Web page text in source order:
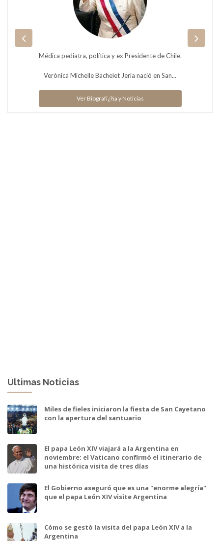
Rafael Vicente Correa Delgado (Guayaquil, Ecuador, 6 de abril
Ultimas Noticias
Miles de fieles iniciaron la fiesta de San Cayetano
con la apertura del santuario
El papa León XIV viajará a la Argentina en
noviembre: el Vaticano confirmó el itinerario de
una histórica visita de tres días
El Gobierno aseguró que es una "enorme alegría"
que el papa León XIV visite Argentina
Cómo se gestó la visita del papa León XIV a la
Argentina